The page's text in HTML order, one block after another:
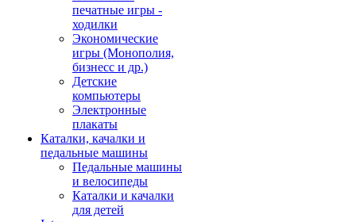
печатные игры -
ходилки
Экономические
игры (Монополия,
бизнесс и др.)
Детские
компьютеры
Электронные
плакаты
Каталки, качалки и
педальные машины
Педальные машины
и велосипеды
Каталки и качалки
для детей